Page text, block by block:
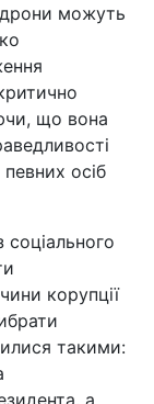
дрони можуть
що вона
осіб
корупції
такими:
а